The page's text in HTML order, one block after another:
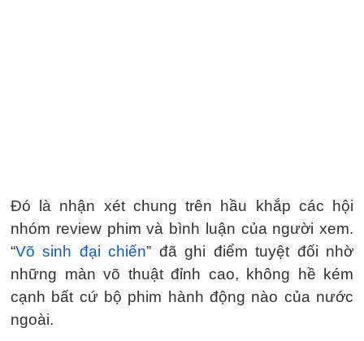
Đó là nhận xét chung trên hầu khắp các hội
nhóm review phim và bình luận của người xem.
“Võ sinh đại chiến” đã ghi điểm tuyệt đối nhờ
những màn võ thuật đỉnh cao, không hề kém
cạnh bất cứ bộ phim hành động nào của nước
ngoài.